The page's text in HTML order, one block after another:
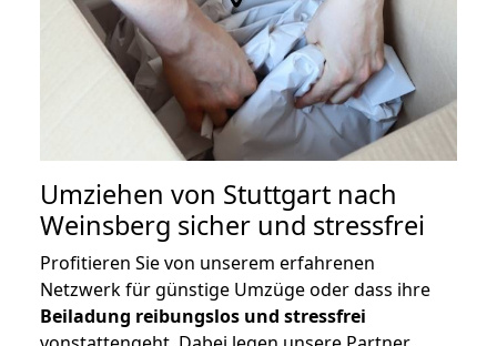
Umziehen von Stuttgart nach
Weinsberg sicher und stressfrei
Profitieren Sie von unserem erfahrenen
Netzwerk für günstige Umzüge oder dass ihre
Beiladung reibungslos und stressfrei